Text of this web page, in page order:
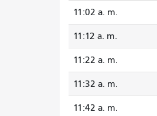
11:02 a. m.
11:12 a. m.
11:22 a. m.
11:32 a. m.
11:42 a. m.